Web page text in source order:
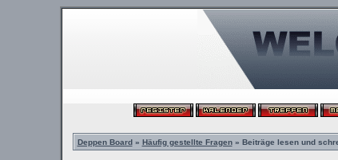
Deppen Board» Häufig gestellte Fragen» Beiträge lesen und